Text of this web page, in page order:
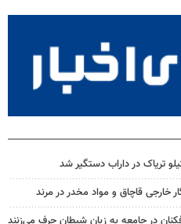
در جامعه به زبان شیطان حرف می‌زنند